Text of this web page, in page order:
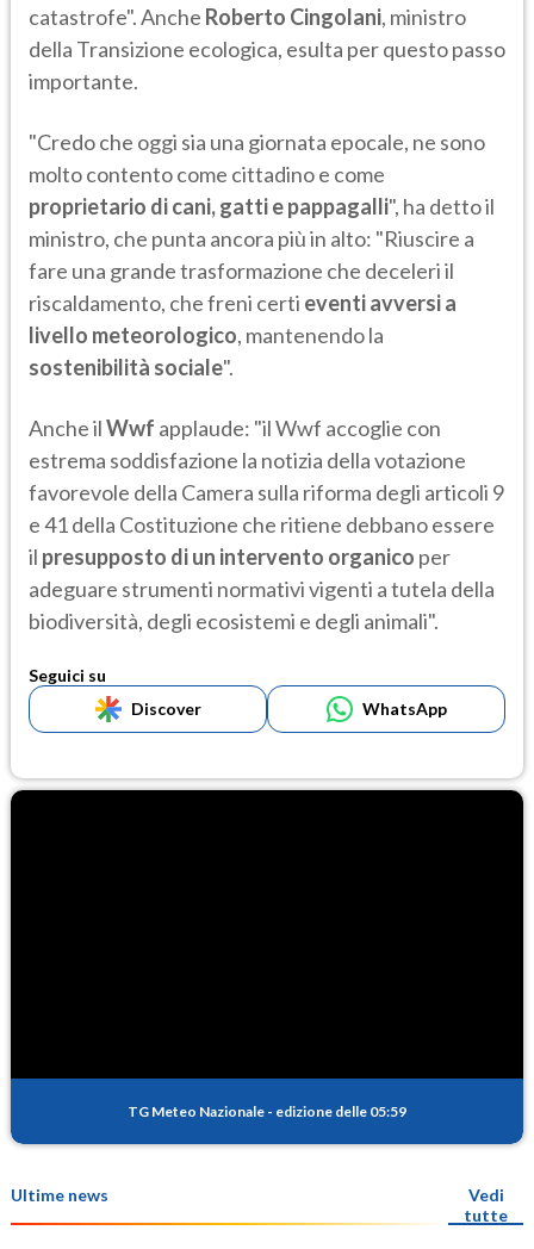
catastrofe". Anche Roberto Cingolani, ministro
della Transizione ecologica, esulta per questo passo
importante.
"Credo che oggi sia una giornata epocale, ne sono
molto contento come cittadino e come
proprietario di cani, gatti e pappagalli", ha detto il
ministro, che punta ancora più in alto: "Riuscire a
fare una grande trasformazione che deceleri il
riscaldamento, che freni certi eventi avversi a
livello meteorologico, mantenendo la
sostenibilità sociale".
Anche ilWwf applaude: "il Wwf accoglie con
estrema soddisfazione la notizia della votazione
favorevole della Camera sulla riforma degli articoli 9
e 41 della Costituzione che ritiene debbano essere
il presupposto di un intervento organico per
adeguare strumenti normativi vigenti a tutela della
biodiversità, degli ecosistemi e degli animali".
Seguici su
Discover
WhatsApp
TG Meteo Nazionale - edizione delle 05:59
Ultime news
Vedi
tutte